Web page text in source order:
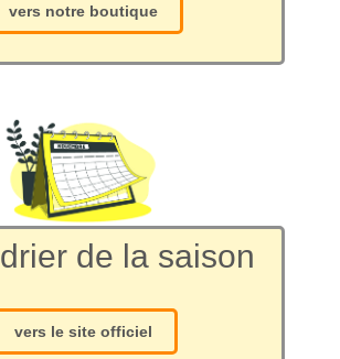
vers notre boutique
de la saison
vers le site officiel